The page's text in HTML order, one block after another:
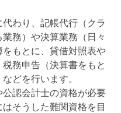
わり、記帳代行（クラ
務）や決算業務（日々
もとに、貸借対照表や
務申告（決算書をもと
どを行います。
認会計士の資格が必要
そうした難関資格を目